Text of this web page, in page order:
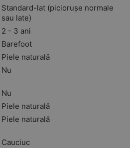
Standard-lat (piciorușe normale
sau late)
2 - 3 ani
Barefoot
Piele naturală
Nu
Nu
Piele naturală
Piele naturală
Cauciuc